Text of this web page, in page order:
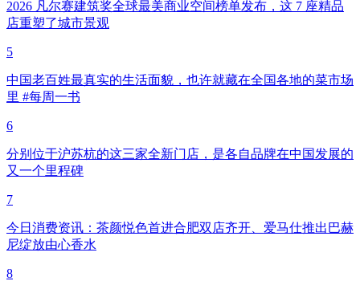
2026 凡尔赛建筑奖全球最美商业空间榜单发布，这 7 座精品
店重塑了城市景观
5
中国老百姓最真实的生活面貌，也许就藏在全国各地的菜市场
里 #每周一书
6
分别位于沪苏杭的这三家全新门店，是各自品牌在中国发展的
又一个里程碑
7
今日消费资讯：茶颜悦色首进合肥双店齐开、爱马仕推出巴赫
尼绽放由心香水
8